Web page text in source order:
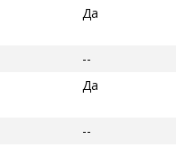
Да
--
Да
--